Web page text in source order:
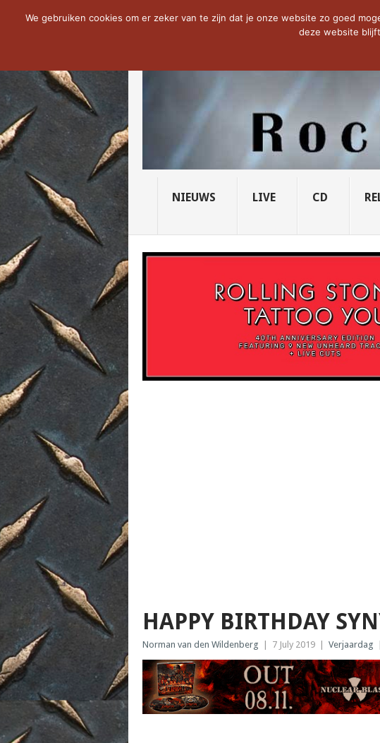
NOW TRENDING: THE VICIOUS HEAD SOCIETY...
NIEUWS LIVE CD
HAPPY BIRTHDAY
Norman van den Wildenberg 7 July 2019 Verjaardag
We gebruiken cookies om er zeker van te zijn dat je onze website zo goed
deze website